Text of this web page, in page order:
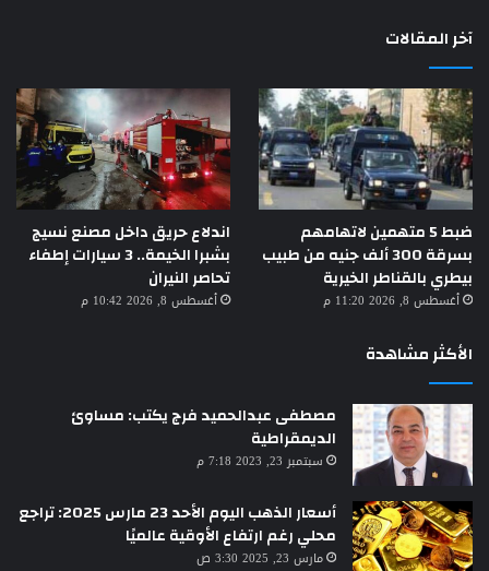
آخر المقالات
ضبط 5 متهمين لاتهامهم
بسرقة 300 ألف جنيه من طبيب
بيطري بالقناطر الخيرية
أغسطس 8, 2026 11:20 م
اندلاع حريق داخل مصنع نسيج
بشبرا الخيمة.. 3 سيارات إطفاء
تحاصر النيران
أغسطس 8, 2026 10:42 م
الأكثر مشاهدة
مصطفى عبدالحميد فرج يكتب: مساوئ
الديمقراطية
سبتمبر 23, 2023 7:18 م
أسعار الذهب اليوم الأحد 23 مارس 2025: تراجع
محلي رغم ارتفاع الأوقية عالميًا
مارس 23, 2025 3:30 ص